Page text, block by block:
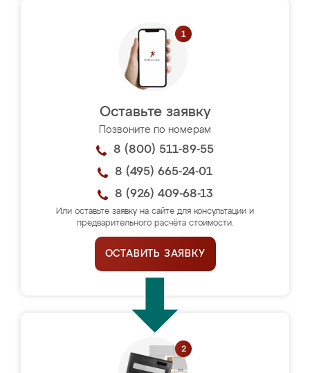
Оставьте заявку
Позвоните по номерам
8 (800) 511-89-55
8 (495) 665-24-01
8 (926) 409-68-13
Или оставьте заявку на сайте для консультации и
предварительного расчёта стоимости.
ОСТАВИТЬ ЗАЯВКУ